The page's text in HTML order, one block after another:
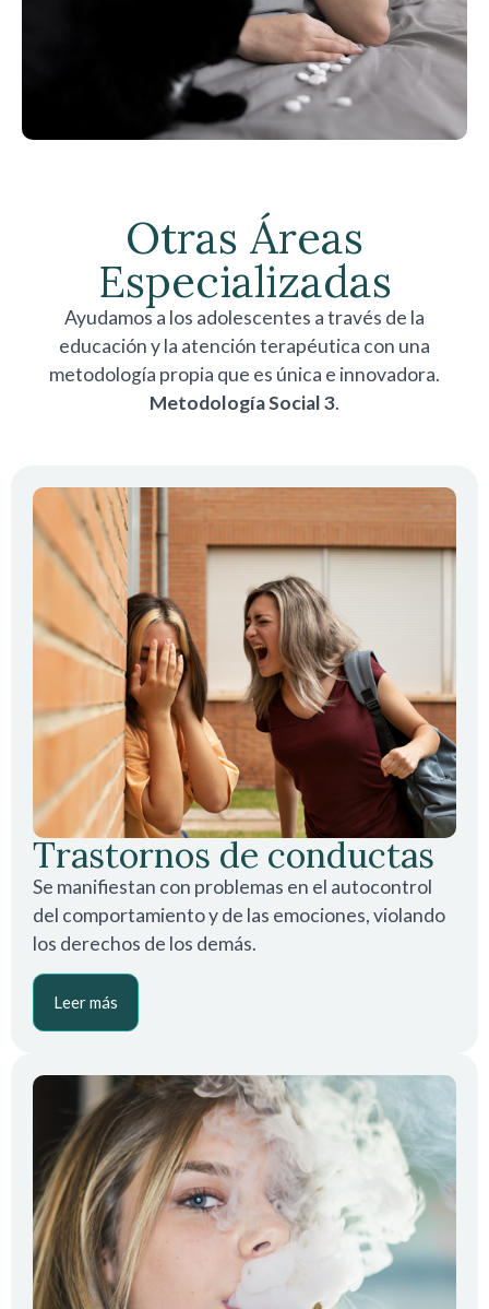
Otras Áreas
Especializadas
Ayudamos a los adolescentes a través de la
educación y la atención terapéutica con una
metodología propia que es única e innovadora.
Metodología Social 3.
Trastornos de conductas
Se manifiestan con problemas en el autocontrol
del comportamiento y de las emociones, violando
los derechos de los demás.
Leer más